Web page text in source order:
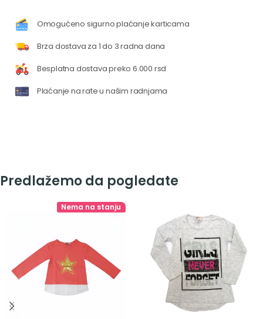
Omogućeno sigurno plaćanje karticama
Brza dostava za 1 do 3 radna dana
Besplatna dostava preko 6.000 rsd
Plaćanje na rate u našim radnjama
Predlažemo da pogledate
Nema na stanju